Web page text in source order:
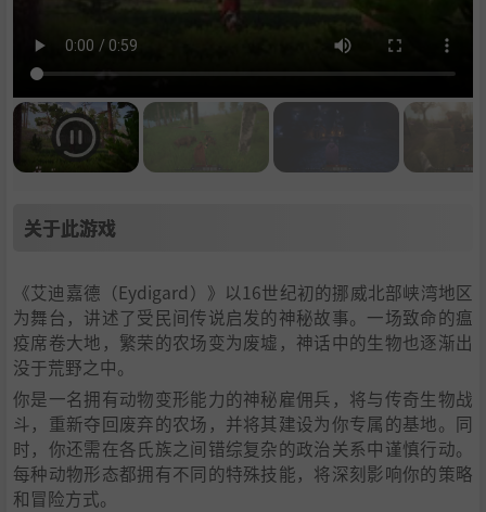
关于此游戏
《艾迪嘉德（Eydigard）》以16世纪初的挪威北部峡湾地区
为舞台，讲述了受民间传说启发的神秘故事。一场致命的瘟
疫席卷大地，繁荣的农场变为废墟，神话中的生物也逐渐出
没于荒野之中。
你是一名拥有动物变形能力的神秘雇佣兵，将与传奇生物战
斗，重新夺回废弃的农场，并将其建设为你专属的基地。同
时，你还需在各氏族之间错综复杂的政治关系中谨慎行动。
每种动物形态都拥有不同的特殊技能，将深刻影响你的策略
和冒险方式。